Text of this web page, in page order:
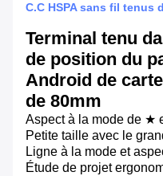
C.C HSPA sans fil tenus
Terminal tenu
de position du
Android de
de 80mm
Aspect à la mode de ★
Petite taille avec le
Ligne à la mode et
Étude de projet